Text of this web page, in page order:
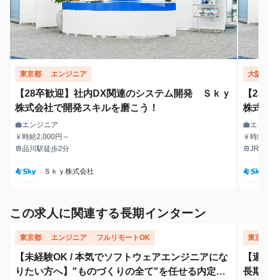
東京都 エンジニア
【28卒歓迎】社内DX関連のシステム開発 Ｓｋｙ
株式会社で開発スキルを磨こう！
職種
workエンジニア
給与
currency_yen 時給2,000円～
最寄駅
train品川駅徒歩2分
Ｓｋｙ株式会社
大阪
【
株式
職種
workエン
給与
currency_yen 時給
最寄駅
trainJR大
この求人に関連する長期インターン
東京都 エンジニア フルリモートOK
【未経験OK / 本気でソフトウェアエンジニアにな
りたい方へ】"ものづくりの全て"を任せる内定直
東京
【
長期